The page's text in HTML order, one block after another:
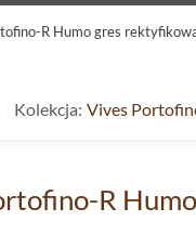
R Humo gres
Kolekcja: Vives
R